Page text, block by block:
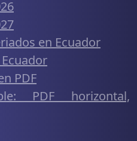
en Ecuador
PDF
PDF horizontal,